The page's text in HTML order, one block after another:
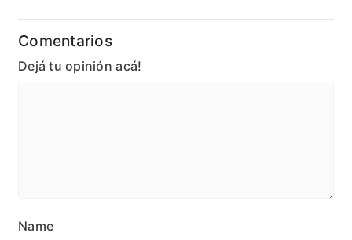
Comentarios
Dejá tu opinión acá!
Name